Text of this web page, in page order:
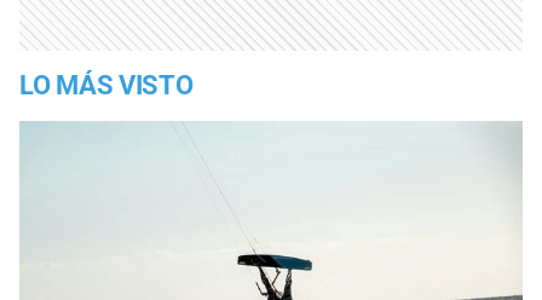
LO MÁS VISTO